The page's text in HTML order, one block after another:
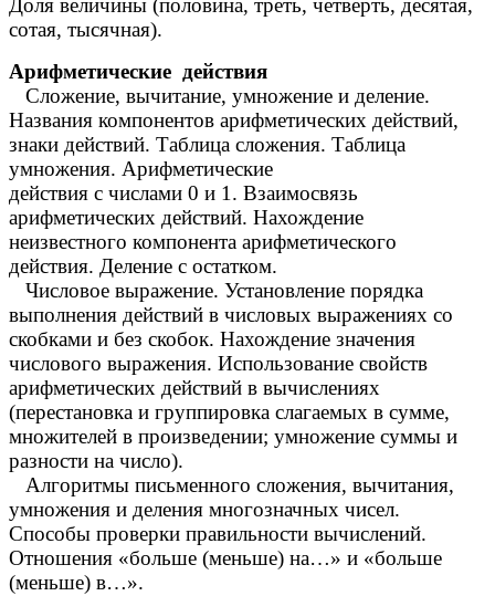
Доля величины (половина, треть, четверть, десятая,
сотая, тысячная).
Арифметические действия
Сложение, вычитание, умножение и деление.
Названия компонентов арифметических действий,
знаки действий. Таблица сложения. Таблица
умножения. Арифметические
действия с числами 0 и 1. Взаимосвязь
арифметических действий. Нахождение
неизвестного компонента арифметического
действия. Деление с остатком.
Числовое выражение. Установление порядка
выполнения действий в числовых выражениях со
скобками и без скобок. Нахождение значения
числового выражения. Использование свойств
арифметических действий в вычислениях
(перестановка и группировка слагаемых в сумме,
множителей в произведении; умножение суммы и
разности на число).
Алгоритмы письменного сложения, вычитания,
умножения и деления многозначных чисел.
Способы проверки правильности вычислений.
Отношения «больше (меньше) на…» и «больше
(меньше) в…».